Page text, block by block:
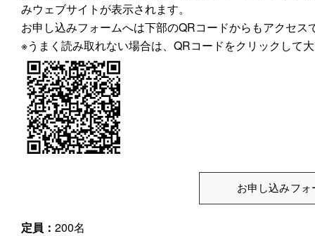
みウェブサイトが表示されます。
お申し込みフォームへは下部のQRコードからもアクセス
※うまく読み取れない場合は、QRコードをクリックして
お申し込みフォ
定員： 200名